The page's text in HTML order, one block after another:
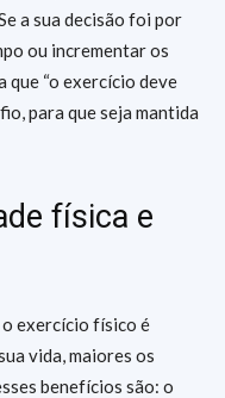
a sua decisão foi por
ou incrementar os
que “o exercício deve
para que seja mantida
física e
o exercício físico é
vida, maiores os
benefícios são: o